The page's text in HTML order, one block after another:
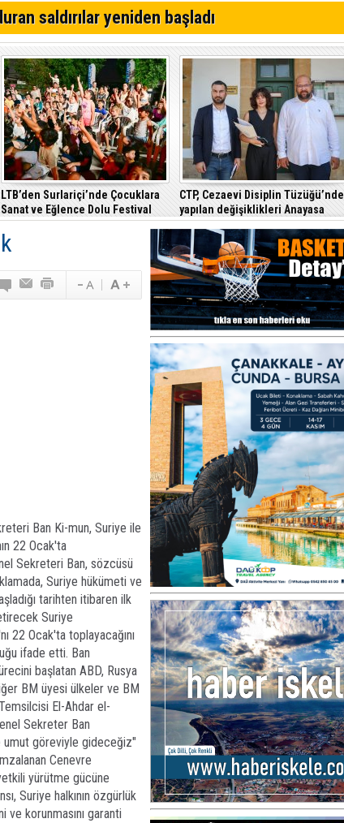
ardından 7 kişi tutuklandı!
iddialı aday
saldırılar yeniden başladı
LTB’den Surlariçi’nde Çocuklara
Sanat ve Eğlence Dolu Festival
CTP, Cezaevi Disiplin Tüzüğü’nde
yapılan değişiklikleri Anayasa
Mahkemesi’ne taşıdı
Ban Ki-mun, Suriye ile
22 Ocak'ta
Sekreteri Ban, sözcüsü
Suriye hükümeti ve
tarihten itibaren ilk
Suriye
22 Ocak'ta toplayacağını
ifade etti. Ban
başlatan ABD, Rusya
BM üyesi ülkeler ve BM
El-Ahdar el-
Sekreter Ban
umut göreviyle gideceğiz"
Cenevre
yürütme gücüne
Suriye halkının özgürlük
ve korunmasını garanti